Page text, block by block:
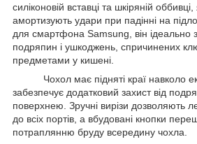
силіконовій вставці та шкіряній
амортизують удари при падінні на
для смартфона Samsung, він ідеально
подряпин і ушкоджень, спричинених
предметами у кишені.
Чохол має підняті краї навколо
забезпечує додатковий захист від
поверхнею. Зручні вирізи дозволяють
до всіх портів, а вбудовані кнопки
потраплянню бруду всередину чохла.